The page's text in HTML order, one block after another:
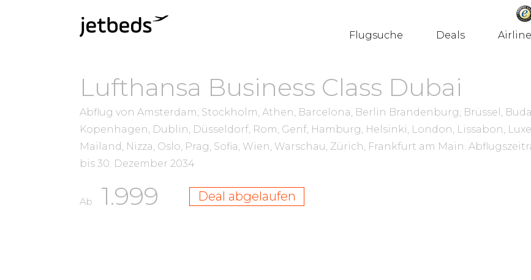
Flugsuche Deals
Lufthansa Business Class Dubai
Abflug von Amsterdam, Stockholm, Athen, Barcelona, Berlin Brandenburg, Brüssel,
Kopenhagen, Dublin, Düsseldorf, Rom, Genf, Hamburg, Helsinki, London, Lissabon,
Mailand, Nizza, Oslo, Prag, Sofia, Wien, Warschau, Zürich, Frankfurt am Main.
bis 30. Dezember 2034
Ab 1.999 Deal abgelaufen